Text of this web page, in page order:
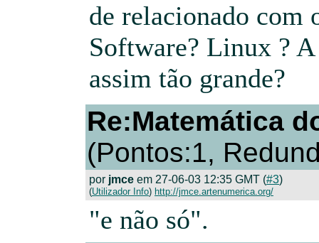
de relacionado com
Software? Linux ?
assim tão grande?
Re:Matemática
(Pontos:1,
por jmce em 27-06-03 12:35 GMT (#3)
(Utilizador Info) http://jmce.artenumerica.org/
"e não só".